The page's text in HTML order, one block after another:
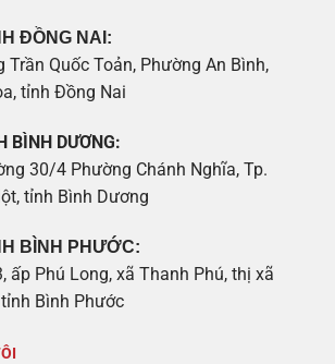
ĐỒNG NAI:
Trần Quốc Toản, Phường An Bình,
tỉnh Đồng Nai
BÌNH DƯƠNG:
30/4 Phường Chánh Nghĩa, Tp.
tỉnh Bình Dương
BÌNH PHƯỚC:
ấp Phú Long, xã Thanh Phú, thị xã
Bình Phước